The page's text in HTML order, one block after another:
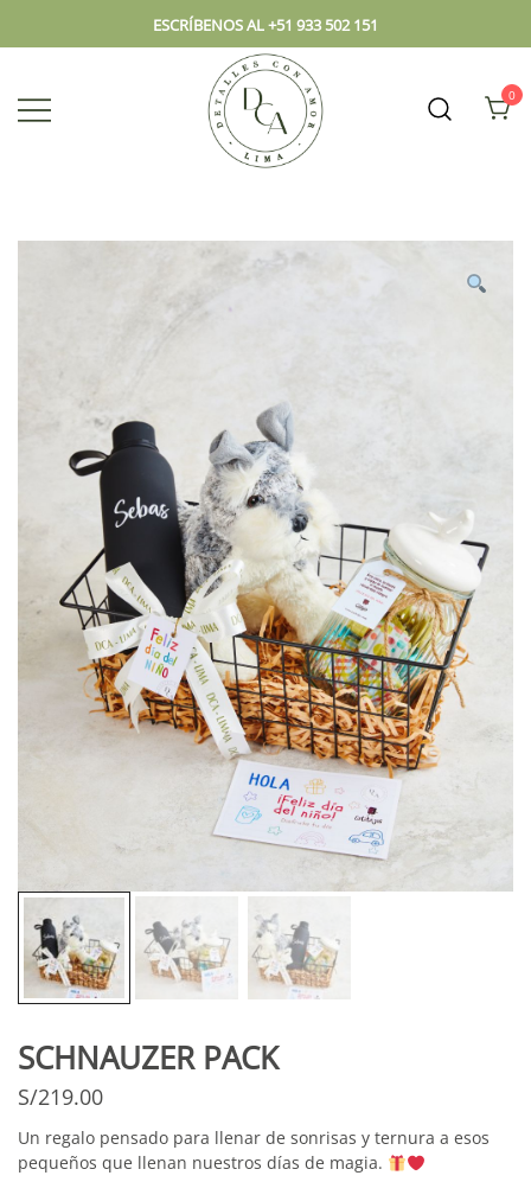
ESCRÍBENOS AL +51 933 502 151
lugar.
0
SCHNAUZER PACK
S/219.00
Un regalo pensado para llenar de sonrisas y ternura a esos
pequeños que llenan nuestros días de magia.